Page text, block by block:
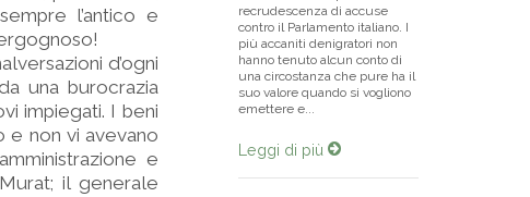
l’antico e
d’ogni
una burocrazia
impiegati. I beni
e non vi avevano
e
il generale
recrudescenza di accuse
contro il Parlamento italiano. I
più accaniti denigratori non
hanno tenuto alcun conto di
una circostanza che pure ha il
suo valore quando si vogliono
emettere e...
Leggi di più